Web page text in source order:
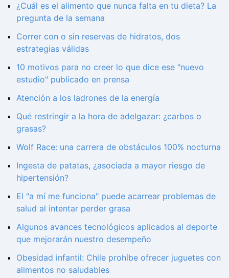
¿Cuál es el alimento que nunca falta en tu dieta? La
pregunta de la semana
Correr con o sin reservas de hidratos, dos
estrategias válidas
10 motivos para no creer lo que dice ese "nuevo
estudio" publicado en prensa
Atención a los ladrones de la energía
Qué restringir a la hora de adelgazar: ¿carbos o
grasas?
Wolf Race: una carrera de obstáculos 100% nocturna
Ingesta de patatas, ¿asociada a mayor riesgo de
hipertensión?
El "a mí me funciona" puede acarrear problemas de
salud al intentar perder grasa
Algunos avances tecnológicos aplicados al deporte
que mejorarán nuestro desempeño
Obesidad infantil: Chile prohíbe ofrecer juguetes con
alimentos no saludables